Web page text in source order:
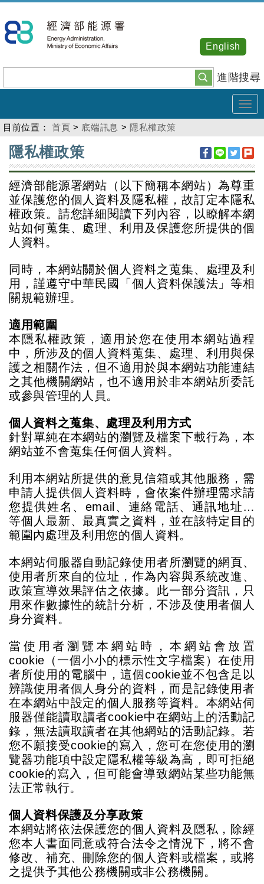
到
主
內
容
進階搜尋
English
目前位置： 首頁 > 底端訊息 > 隱私權政策
:::
隱私權政策
經濟部能源署網站（以下簡稱本網站）為尊重
並保護您的個人資料及隱私權，故訂定本隱私
權政策。請您詳細閱讀下列內容，以瞭解本網
站如何蒐集、處理、利用及保護您所提供的個
人資料。
同時，本網站關於個人資料之蒐集、處理及利
用，謹遵守中華民國「個人資料保護法」等相
關規範辦理。
適用範圍
本隱私權政策，適用於您在使用本網站過程
中，所涉及的個人資料蒐集、處理、利用與保
護之相關作法，但不適用於與本網站功能連結
之其他機關網站，也不適用於非本網站所委託
或參與管理的人員。
個人資料之蒐集、處理及利用方式
針對單純在本網站的瀏覽及檔案下載行為，本
網站並不會蒐集任何個人資料。
利用本網站所提供的意見信箱或其他服務，需
申請人提供個人資料時，會依案件辦理需求請
您提供姓名、 email 、連絡電話、通訊地址…
等個人最新、最真實之資料，並在該特定目的
範圍內處理及利用您的個人資料。
本網站伺服器自動記錄使用者所瀏覽的網頁、
使用者所來自的位址，作為內容與系統改進、
政策宣導效果評估之依據。此一部分資訊，只
用來作數據性的統計分析，不涉及使用者個人
身分資料。
當使用者瀏覽本網站時，本網站會放置
cookie （一個小小的標示性文字檔案）在使用
者所使用的電腦中，這個cookie並不包含足以
辨識使用者個人身分的資料，而是記錄使用者
在本網站中設定的個人服務等資料。本網站伺
服器僅能讀取讀者cookie中在網站上的活動記
錄，無法讀取讀者在其他網站的活動記錄。若
您不願接受cookie的寫入，您可在您使用的瀏
覽器功能項中設定隱私權等級為高，即可拒絕
cookie的寫入，但可能會導致網站某些功能無
法正常執行。
個人資料保護及分享政策
本網站將依法保護您的個人資料及隱私，除經
您本人書面同意或符合法令之情況下，將不會
修改、補充、刪除您的個人資料或檔案，或將
之提供予其他公務機關或非公務機關。